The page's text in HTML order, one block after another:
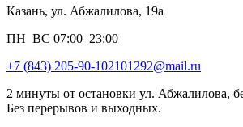
Казань, ул. Абжалилова, 19а
ПН–ВС 07:00–23:00
+7 (843) 205-90-102101292@mail.ru
2 минуты от остановки ул. Абжалилова,
Без перерывов и выходных.